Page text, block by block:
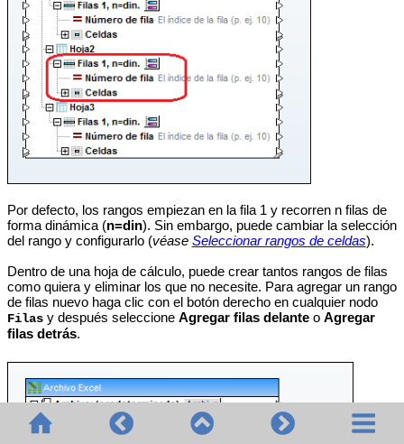
Por defecto, los rangos empiezan en la fila 1 y recorren n filas de
forma dinámica (n=din). Sin embargo, puede cambiar la selección
del rango y configurarlo (véase Seleccionar rangos de celdas).
Dentro de una hoja de cálculo, puede crear tantos rangos de filas
como quiera y eliminar los que no necesite. Para agregar un rango
de filas nuevo haga clic con el botón derecho en cualquier nodo
Filasy después seleccione Agregar filas delanteo Agregar
filas detrás.